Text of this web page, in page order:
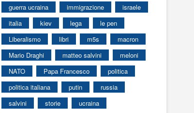
guerra ucraina
immigrazione
israele
italia
kiev lega
le pen
Liberalismo
libri m5s
macron
Mario Draghi
matteo salvini
meloni
NATO
Papa Francesco
politica
politica italiana
putin
russia
salvini
storie
ucraina